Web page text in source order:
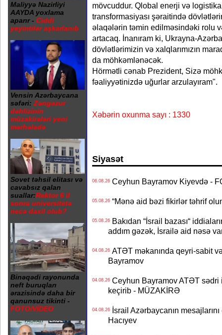
Maliyyə Nazirliyi
AAYDA yoxlama
aparır - Ciddi
yeyintilər aşkarlanıb
Vensin Azərbaycana
səfəri: Zəngəzur
dəhlizinin
müzakirələri yeni
mərhələdə
Sovet təhsil elitası və
cavabsız qalan
suallar:Rektor 6 il
sonra universitetə
necə daxil olub?
Binəqədi rayonunda
neft buruqları
ərazisində daha bir
qanunsuz tikinti -
FOTO/VİDEO
mövcuddur. Qlobal enerji və logistika
transformasiyası şəraitində
əlaqələrin təmin edilməsindəki rolu
artacaq. İnanıram ki, Ukrayna-
dövlətlərimizin və xalqlarımızın
da möhkəmlənəcək.
Hörmətli cənab Prezident, Sizə
fəaliyyətinizdə uğurlar arzulayıram".
Xəbərin oxunma sayı : 1330
Siyasət
06.08.26Ceyhun Bayramov Kiyevdə -
05.08.26“Mənə aid bəzi fikirlər təhrif
05.08.26Bakıdan “İsrail bazası“
addım gəzək, İsrailə aid nəsə
04.08.26ATƏT məkanında qeyri-sabit
Bayramov
04.08.26Ceyhun Bayramov ATƏT sədri
keçirib - MÜZAKİRƏ
04.08.26İsrail Azərbaycanın
Hacıyev